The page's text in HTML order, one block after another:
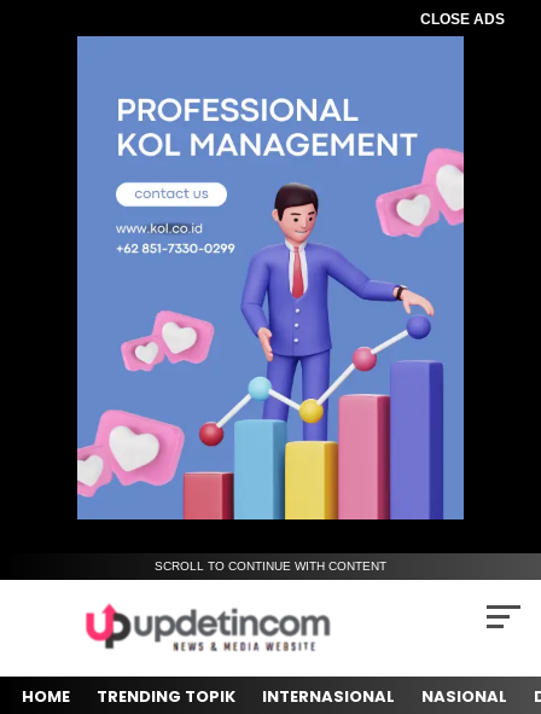
CLOSE ADS
SCROLL TO CONTINUE WITH CONTENT
HOME TRENDING TOPIK INTERNASIONAL NASIONAL